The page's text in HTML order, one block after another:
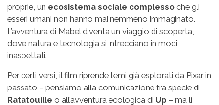
proprie, un ecosistema sociale complesso che gli
esseri umani non hanno mai nemmeno immaginato.
L’avventura di Mabel diventa un viaggio di scoperta,
dove natura e tecnologia si intrecciano in modi
inaspettati.
Per certi versi, il film riprende temi già esplorati da Pixar in
passato – pensiamo alla comunicazione tra specie di
Ratatouille o all’avventura ecologica di Up – ma li